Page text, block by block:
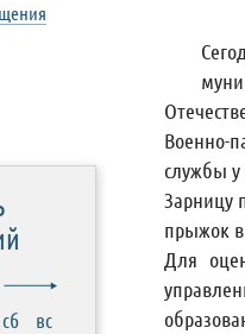
Военно-
службы у
Зарницу
прыжок
Для
сб
вс